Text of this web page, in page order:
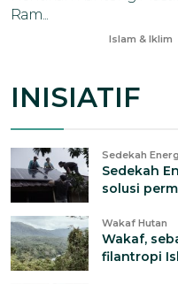
Ram...
Islam & Iklim
INISIATIF
Sedekah
Sedekah
solusi
Wakaf Hutan
Wakaf,
filantropi